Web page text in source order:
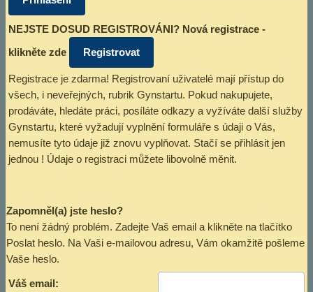
NEJSTE DOSUD REGISTROVÁNI? Nová registrace -
klikněte zde
Registrace je zdarma! Registrovaní uživatelé mají přístup do
všech, i neveřejných, rubrik Gynstartu. Pokud nakupujete,
prodáváte, hledáte práci, posíláte odkazy a vyžíváte další služby
Gynstartu, které vyžadují vyplnění formuláře s údaji o Vás,
nemusíte tyto údaje již znovu vyplňovat. Stačí se přihlásit jen
jednou ! Údaje o registraci můžete libovolně měnit.
Zapomněl(a) jste heslo?
To není žádný problém. Zadejte Vaš email a klikněte na tlačítko
Poslat heslo. Na Vaši e-mailovou adresu, Vám okamžitě pošleme
Vaše heslo.
Váš email: